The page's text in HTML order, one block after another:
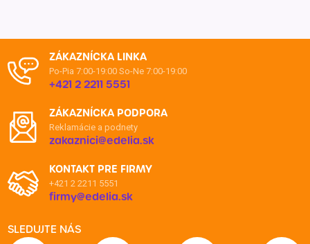
ZÁKAZNÍCKA LINKA
Po-Pia 7:00-19:00 So-Ne 7:00-19:00
+421 2 2211 5551
ZÁKAZNÍCKA PODPORA
Reklamácie a podnety
zakaznici@edelia.sk
KONTAKT PRE FIRMY
+421 2 2211 5551
firmy@edelia.sk
SLEDUJTE NÁS